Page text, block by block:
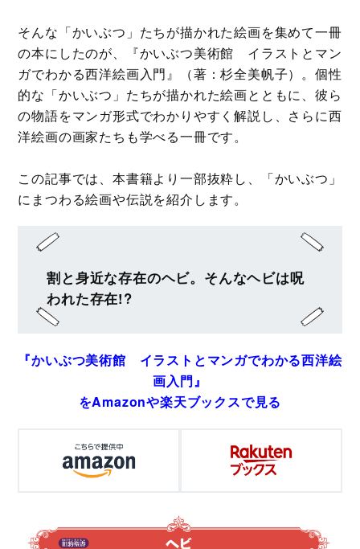
そんな「かいぶつ」たちが描かれた絵画を集めて一冊
の本にしたのが、『かいぶつ美術館 イラストとマン
ガでわかる西洋絵画入門』（著：杉全美帆子）。個性
的な「かいぶつ」たちが描かれた絵画とともに、彼ら
の物語をマンガ形式でわかりやすく解説し、さらに西
洋絵画の画家たちも学べる一冊です。
この記事では、本書籍より一部抜粋し、「かいぶつ」
にまつわる絵画や伝説を紹介します。
割と身近な存在のヘビ。そんなヘビは呪
われた存在!?
『かいぶつ美術館 イラストとマンガでわかる西洋絵
画入門』
をAmazonや楽天ブックスで見る